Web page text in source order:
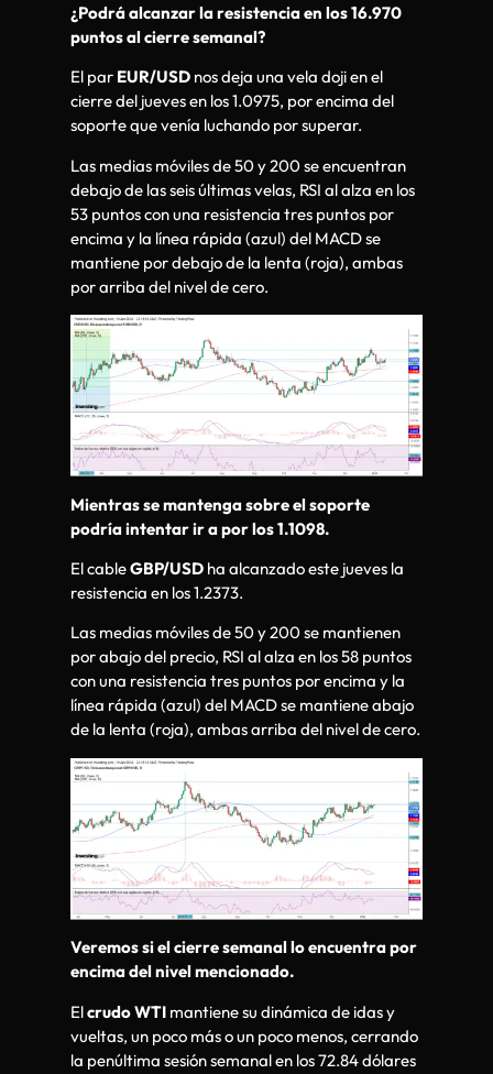
¿Podrá alcanzar la resistencia en los 16.970
puntos al cierre semanal?
El par EUR/USD nos deja una vela doji en el
cierre del jueves en los 1.0975, por encima del
soporte que venía luchando por superar.
Las medias móviles de 50 y 200 se encuentran
debajo de las seis últimas velas, RSI al alza en los
53 puntos con una resistencia tres puntos por
encima y la línea rápida (azul) del MACD se
mantiene por debajo de la lenta (roja), ambas
por arriba del nivel de cero.
Mientras se mantenga sobre el soporte
podría intentar ir a por los 1.1098.
El cableGBP/USD ha alcanzado este jueves la
resistencia en los 1.2373.
Las medias móviles de 50 y 200 se mantienen
por abajo del precio, RSI al alza en los 58 puntos
con una resistencia tres puntos por encima y la
línea rápida (azul) del MACD se mantiene abajo
de la lenta (roja), ambas arriba del nivel de cero.
Veremos si el cierre semanal lo encuentra por
encima del nivel mencionado.
Elcrudo WTI mantiene su dinámica de idas y
vueltas, un poco más o un poco menos, cerrando
la penúltima sesión semanal en los 72.84 dólares